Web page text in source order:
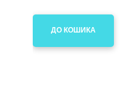
ДО КОШИКА